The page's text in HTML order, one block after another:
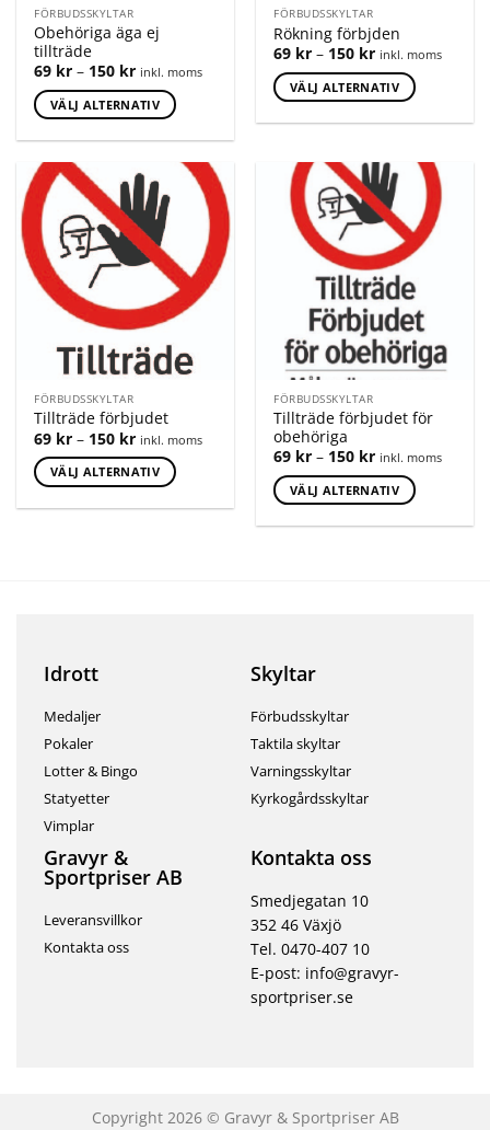
FÖRBUDSSKYLTAR
Obehöriga äga ej
tillträde
69 kr – 150 kr inkl. moms
VÄLJ ALTERNATIV
FÖRBUDSSKYLTAR
Rökning förbjden
69 kr – 150 kr inkl. moms
VÄLJ ALTERNATIV
FÖRBUDSSKYLTAR
Tillträde förbjudet
69 kr – 150 kr inkl. moms
VÄLJ ALTERNATIV
FÖRBUDSSKYLTAR
Tillträde förbjudet för
obehöriga
69 kr – 150 kr inkl. moms
VÄLJ ALTERNATIV
Idrott
Medaljer
Pokaler
Lotter & Bingo
Statyetter
Vimplar
Skyltar
Förbudsskyltar
Taktila skyltar
Varningsskyltar
Kyrkogårdsskyltar
Gravyr &
Sportpriser AB
Leveransvillkor
Kontakta oss
Kontakta oss
Smedjegatan 10
352 46 Växjö
Tel. 0470-407 10
E-post: info@gravyr-
sportpriser.se
Copyright 2026 © Gravyr & Sportpriser AB